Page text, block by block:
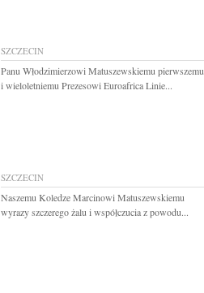
SZCZECIN
Panu Włodzimierzowi Matuszewskiemu pierwszemu
i wieloletniemu Prezesowi Euroafrica Linie...
SZCZECIN
Naszemu Koledze Marcinowi Matuszewskiemu
wyrazy szczerego żalu i współczucia z powodu...